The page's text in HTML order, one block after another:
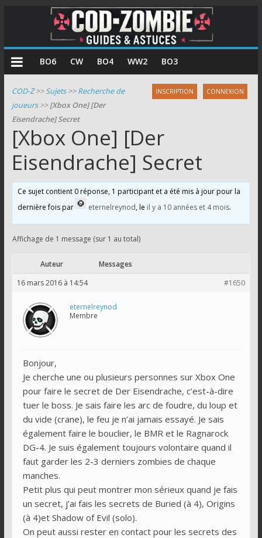
COD
Zombie
Guides
et
astuces
pour
le
mode
zombie
de
Call
of
BO6 CW BO4 WW2 BO3
INSCRIPTION CONNEXION
COD-Z>>Sujets>>Recherche de
joueurs>>[Xbox One] [Der
Eisendrache] Secret
[Xbox One] [Der
Eisendrache] Secret
Ce sujet contient 0 réponse, 1 participant et a été mis à jour pour la
dernière fois par
eternelreynod , le il y a 10 années et 4 mois.
Affichage de 1 message (sur 1 au total)
Auteur
Messages
16 mars 2016 à 14:54
#1650
eternelreynod
Membre
Bonjour,
Je cherche une ou plusieurs personnes sur Xbox One
pour faire le secret de Der Eisendrache, c’est-à-dire
tuer le boss. Je sais faire les arc de foudre, du loup et
du vide (crane), le feu je n’ai jamais essayé. Je sais
également faire le bouclier, le BMR et le Ragnarock
DG-4. Je suis également toujours volontaire quand il
faut garder les 2-3 derniers zombies de chaque
manches.
Petit plus qui peut montrer mon sérieux quand je fais
un secret, j’ai fais les secrets de Buried (à 4), Origins
(à 4)et Shadow of Evil (solo).
On peut aussi rester en contact pour les secrets des